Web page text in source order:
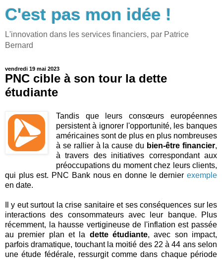
C'est pas mon idée !
L'innovation dans les services financiers, par Patrice
Bernard
vendredi 19 mai 2023
PNC cible à son tour la dette
étudiante
Tandis que leurs consœurs européennes
persistent à ignorer l'opportunité, les banques
américaines sont de plus en plus nombreuses
à se rallier à la cause du bien-être financier,
à travers des initiatives correspondant aux
préoccupations du moment chez leurs clients,
qui plus est. PNC Bank nous en donne le dernier exemple
en date.
Il y eut surtout la crise sanitaire et ses conséquences sur les
interactions des consommateurs avec leur banque. Plus
récemment, la hausse vertigineuse de l'inflation est passée
au premier plan et la dette étudiante, avec son impact,
parfois dramatique, touchant la moitié des 22 à 44 ans selon
une étude fédérale, ressurgit comme dans chaque période